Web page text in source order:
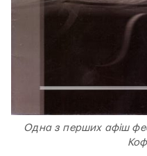
Одна з перших афіш